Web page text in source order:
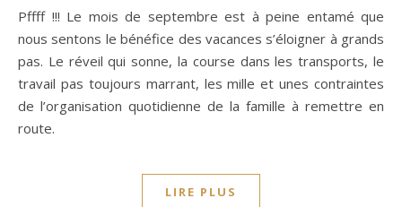
Pffff !!! Le mois de septembre est à peine entamé que
nous sentons le bénéfice des vacances s’éloigner à grands
pas. Le réveil qui sonne, la course dans les transports, le
travail pas toujours marrant, les mille et unes contraintes
de l’organisation quotidienne de la famille à remettre en
route.
LIRE PLUS